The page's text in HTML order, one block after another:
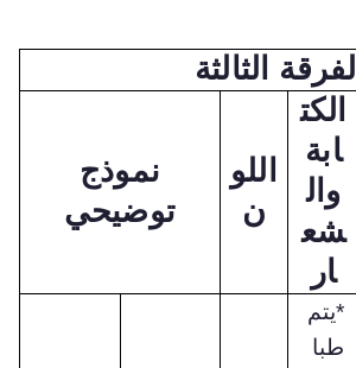
الفرقة الثالثة
الكت
ابة
وال
شع
ار
اللو
ن
نموذج
توضيحي
*يتم
طبا